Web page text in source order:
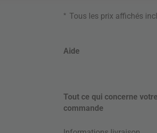
* Tous les prix affichés
Aide
Tout ce qui concerne votre
commande